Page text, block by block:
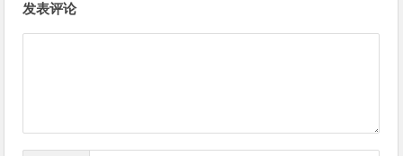
发表评论